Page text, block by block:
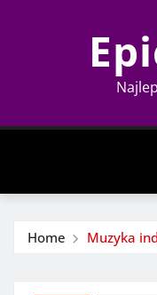
Home Muzyka